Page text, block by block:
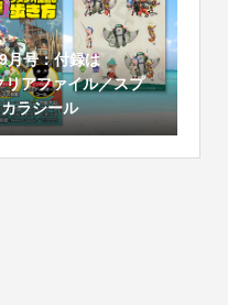
月号：付録は
アファイル／スプ
ラシール